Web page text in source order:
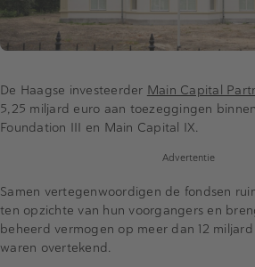
De Haagse investeerder Main Capital
5,25 miljard euro aan toezeggingen
Foundation III en Main Capital IX.
Advertentie
Samen vertegenwoordigen de fondsen
ten opzichte van hun voorgangers en
beheerd vermogen op meer dan 12
waren overtekend.